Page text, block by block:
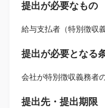
提出が必要なもの
給与支払者（特別徴収
提出が必要となる
会社が特別徴収義務者
提出先・提出期限